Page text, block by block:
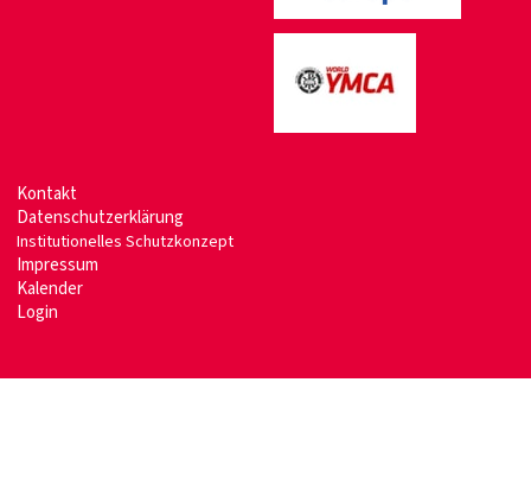
Kontakt
Datenschutzerklärung
Institutionelles Schutzkonzept
Impressum
Kalender
Login